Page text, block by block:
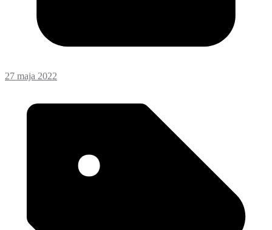
27 maja 2022